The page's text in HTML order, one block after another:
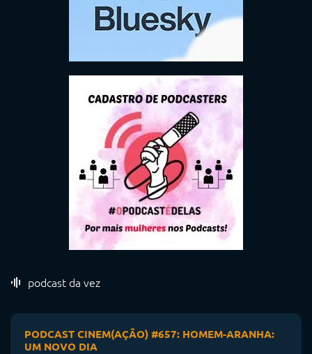
podcast da vez
PODCAST CINEM(AÇÃO) #657: HOMEM-ARANHA:
UM NOVO DIA